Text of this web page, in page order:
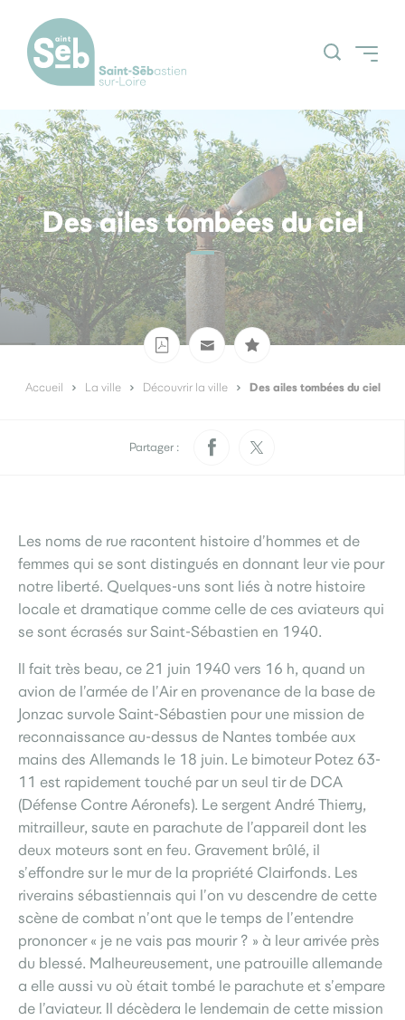
Accueil
Actualités
Agenda
La Ville
Culture
Je participe
Découvrir la ville Grands projets
Nos grands
évènements
Espace Citoyens
(Guichetnumerik)
d’identité
Déchets Développement
durable
Menus scolaires L’accueil de loisirs
Saint-Seb’ le mag Sourds et
malentendants
Des ailes tombées du ciel
Accueil La ville Découvrir la ville Des ailes tombées du ciel
Partager :
Les noms de rue racontent histoire d’hommes et de
femmes qui se sont distingués en donnant leur vie pour
notre liberté. Quelques-uns sont liés à notre histoire
locale et dramatique comme celle de ces aviateurs qui
se sont écrasés sur Saint-Sébastien en 1940.
Il fait très beau, ce 21 juin 1940 vers 16 h, quand un
avion de l’armée de l’Air en provenance de la base de
Jonzac survole Saint-Sébastien pour une mission de
reconnaissance au-dessus de Nantes tombée aux
mains des Allemands le 18 juin. Le bimoteur Potez 63-
11 est rapidement touché par un seul tir de DCA
(Défense Contre Aéronefs). Le sergent André Thierry,
mitrailleur, saute en parachute de l’appareil dont les
deux moteurs sont en feu. Gravement brûlé, il
s’effondre sur le mur de la propriété Clairfonds. Les
riverains sébastiennais qui l’on vu descendre de cette
scène de combat n’ont que le temps de l’entendre
prononcer « je ne vais pas mourir ? » à leur arrivée près
du blessé. Malheureusement, une patrouille allemande
a elle aussi vu où était tombé le parachute et s’empare
de l’aviateur. Il décèdera le lendemain de cette mission